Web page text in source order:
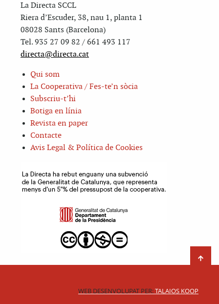
La Directa SCCL
Riera d’Escuder, 38, nau 1, planta 1
08028 Sants (Barcelona)
Tel. 935 27 09 82 / 661 493 117
directa@directa.cat
Qui som
La Cooperativa / Fes-te’n sòcia
Subscriu-t’hi
Botiga en línia
Revista en paper
Contacte
Avis Legal & Política de Cookies
WEB DESENVOLUPAT PER:TALAIOS KOOP